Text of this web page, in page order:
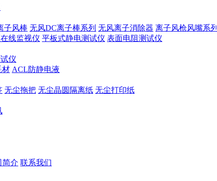
子风棒 无风DC离子棒系列 无风离子消除器 离子风枪风嘴系列
线监视仪 平板式静电测试仪 表面电阻测试仪
仪
材 ACL防静电液
无尘拖把 无尘晶圆隔离纸 无尘打印纸
简介 联系我们